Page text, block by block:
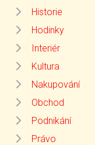
Historie
Hodinky
Interiér
Kultura
Nakupování
Obchod
Podnikání
Právo